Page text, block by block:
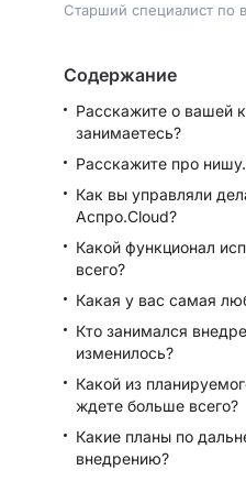
Старший специалист по
Содержание
Расскажите о вашей
занимаетесь?
Расскажите про
Как вы управляли
Аспро.Cloud?
Какой функционал
всего?
Какая у вас самая
Кто занимался
изменилось?
Какой из
ждете больше всего?
Какие планы по
внедрению?